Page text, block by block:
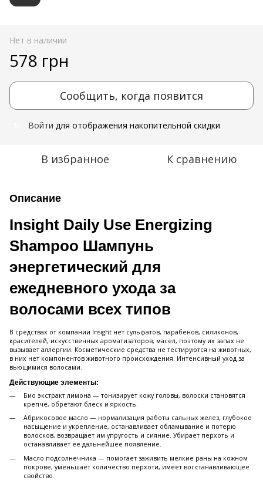
Нет в наличии
578 грн
Сообщить, когда появится
Войти для отображения накопительной скидки
В избранное К сравнению
Описание
Insight Daily Use Energizing
Shampoo Шампунь
энергетический для
ежедневного ухода за
волосами всех типов
В средствах от компании Insight нет сульфатов, парабенов, силиконов,
красителей, искусственных ароматизаторов, масел, поэтому их запах не
вызывает аллергии. Косметические средства не тестируются на животных,
в них нет компонентов животного происхождения. Интенсивный уход за
вьющимися волосами.
Действующие элементы:
Био экстракт лимона — тонизирует кожу головы, волоски становятся
крепче, обретают блеск и яркость.
Абрикосовое масло — нормализация работы сальных желез, глубокое
насыщение и укрепление, останавливает обламывание и потерю
волосков, возвращает им упругость и сияние. Убирает перхоть и
останавливает ее дальнейшее появление.
Масло подсолнечника — помогает заживить мелкие раны на кожном
покрове, уменьшает количество перхоти, имеет восстанавливающее
свойство.